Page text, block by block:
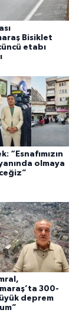
Bisiklet
etabı
“Esnafımızın
olmaya
300-
deprem